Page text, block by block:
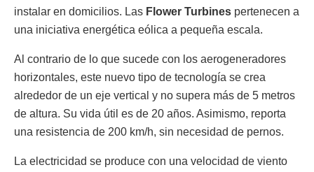
instalar en domicilios. Las Flower Turbines pertenecen a
una iniciativa energética eólica a pequeña escala.
Al contrario de lo que sucede con los aerogeneradores
horizontales, este nuevo tipo de tecnología se crea
alrededor de un eje vertical y no supera más de 5 metros
de altura. Su vida útil es de 20 años. Asimismo, reporta
una resistencia de 200 km/h, sin necesidad de pernos.
La electricidad se produce con una velocidad de viento